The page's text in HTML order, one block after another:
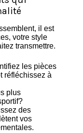
il est
votre style
transmettre.
les pièces
réfléchissez à
plus
des
vos